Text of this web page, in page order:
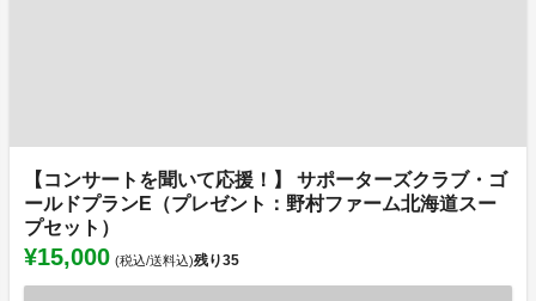
【コンサートを聞いて応援！】 サポーターズクラブ・ゴ
ールドプランE（プレゼント：野村ファーム北海道スー
プセット）
¥15,000 (税込/送料込)残り35